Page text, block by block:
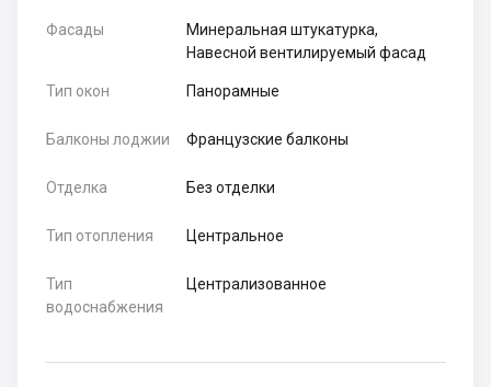
Фасады
Минеральная штукатурка,
Навесной вентилируемый фасад
Тип окон Панорамные
Балконы лоджии Французские балконы
Отделка Без отделки
Тип отопления Центральное
Тип
водоснабжения
Централизованное